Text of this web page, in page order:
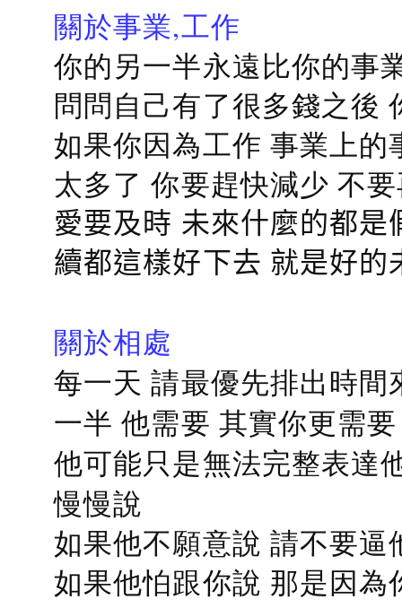
關於事業,工作
你的另一半永遠比你的事
問問自己有了很多錢之後
如果你因為工作 事業上
太多了 你要趕快減少 不
愛要及時 未來什麼的都
續都這樣好下去 就是好的
關於相處
每一天 請最優先排出時
一半 他需要 其實你更需要
他可能只是無法完整表達
慢慢說
如果他不願意說 請不要逼
如果他怕跟你說 那是因